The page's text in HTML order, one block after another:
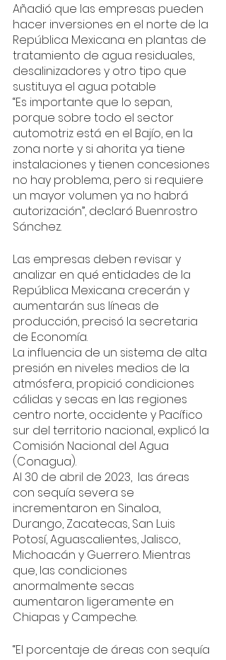
Añadió que las empresas pueden
hacer inversiones en el norte de la
República Mexicana en plantas de
tratamiento de agua residuales,
desalinizadores y otro tipo que
sustituya el agua potable
“Es importante que lo sepan,
porque sobre todo el sector
automotriz está en el Bajío, en la
zona norte y si ahorita ya tiene
instalaciones y tienen concesiones
no hay problema, pero si requiere
un mayor volumen ya no habrá
autorización”, declaró Buenrostro
Sánchez.
Las empresas deben revisar y
analizar en qué entidades de la
República Mexicana crecerán y
aumentarán sus líneas de
producción, precisó la secretaria
de Economía.
La influencia de un sistema de alta
presión en niveles medios de la
atmósfera, propició condiciones
cálidas y secas en las regiones
centro norte, occidente y Pacífico
sur del territorio nacional, explicó la
Comisión Nacional del Agua
(Conagua).
Al 30 de abril de 2023,  las áreas
con sequía severa se
incrementaron en Sinaloa,
Durango, Zacatecas, San Luis
Potosí, Aguascalientes, Jalisco,
Michoacán y Guerrero. Mientras
que, las condiciones
anormalmente secas
aumentaron ligeramente en
Chiapas y Campeche.
“El porcentaje de áreas con sequía